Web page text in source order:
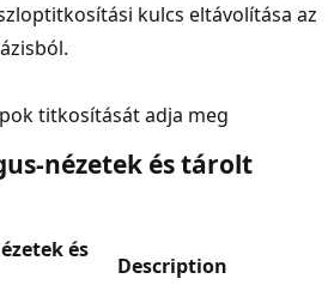
kulcs eltávolítása az
titkosítását adja meg
nézetek és tárolt
és
Description